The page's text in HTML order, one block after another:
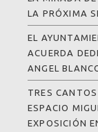
LA PRÓXIMA
EL
ACUERDA
ANGEL
TRES
ESPACIO
EXPOSICIÓN